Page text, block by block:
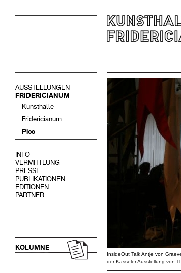
AUSSTELLUNGEN
FRIDERICIANUM
Kunsthalle
Fridericianum
Pics
INFO
VERMITTLUNG
PRESSE
PUBLIKATIONEN
EDITIONEN
PARTNER
KOLUMNE
InsideOut Talk Antje von
der Kasseler Ausstellung von